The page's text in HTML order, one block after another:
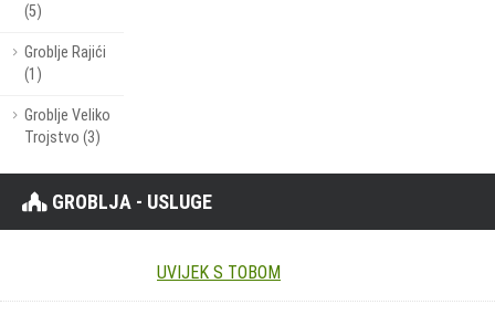
(5)
Groblje Rajići
(1)
Groblje Veliko
Trojstvo (3)
GROBLJA - USLUGE
UVIJEK S TOBOM